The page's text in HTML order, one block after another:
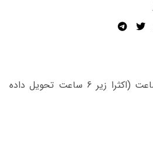
بین 15 دقیقه تا 24 ساعت (اکثرا زیر 6 ساعت تحویل داده